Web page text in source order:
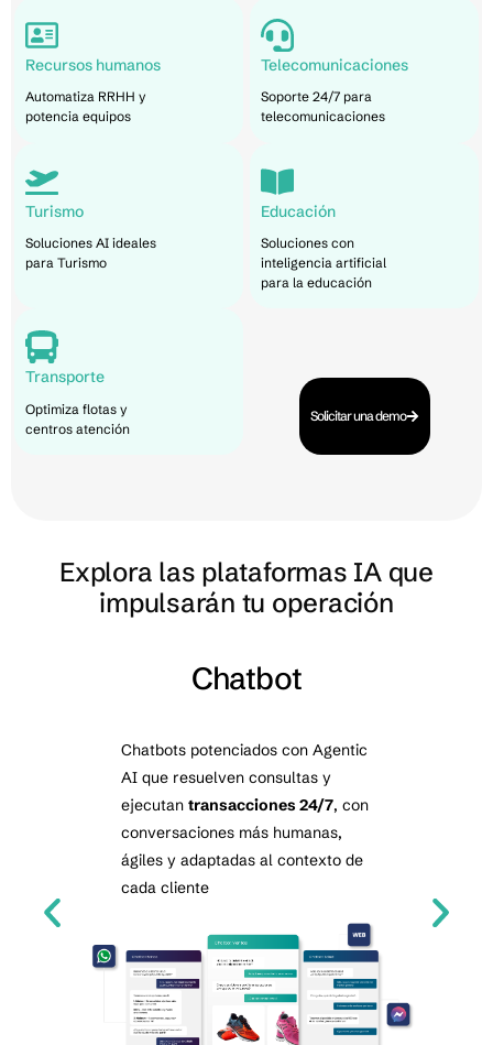
Recursos humanos
Automatiza RRHH y
potencia equipos
Telecomunicaciones
Soporte 24/7 para
telecomunicaciones
Turismo
Soluciones AI ideales
para Turismo
Educación
Soluciones con
inteligencia artificial
para la educación
Transporte
Optimiza flotas y
centros atención
Solicitar una demo
Explora las plataformas IA que
impulsarán tu operación
Voicebot
Resuelve consultas al instante y automatiza
llamadas masivas con un agente por voz
disponible 24/7. Optimiza tu call center y elimina
las esperas, incluso con miles de llamadas